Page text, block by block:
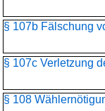
§ 107b Fälschung
§ 107c Verletzung
§ 108